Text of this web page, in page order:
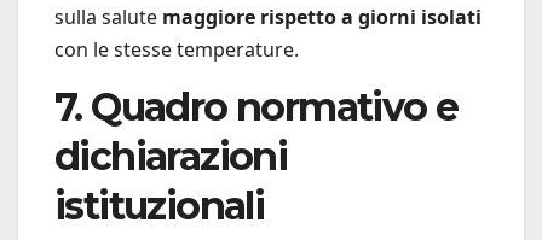
sulla salute maggiore rispetto a giorni isolati
con le stesse temperature.
7. Quadro normativo e
dichiarazioni
istituzionali